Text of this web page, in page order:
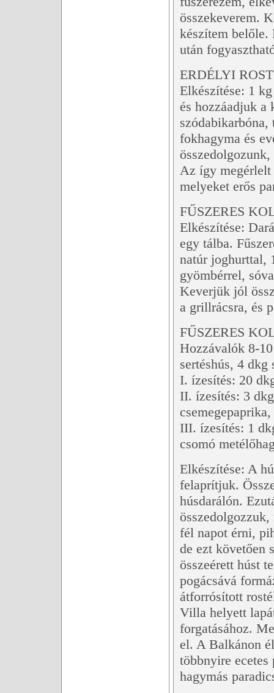
összekeverem.
készítem belőle.
után
ERDÉLYI
Elkészítése: 1
és hozzáadjuk a
fokhagyma és
Az így
melyeket erős
FŰSZERES
Elkészítése:
egy tálba.
natúr joghurttal,
gyömbérrel,
Keverjük jól
a grillrácsra, és
FŰSZERES
Hozzávalók 8-
sertéshús, 4 dkg
I. ízesítés: 20
II. ízesítés: 3
III. ízesítés: 1
csomó
Elkészítése: A
felaprítjuk.
húsdarálón.
fél napot érni,
de ezt követően
összeérett húst
pogácsává
átforrósított
Villa helyett
forgatásához.
el. A Balkánon
többnyire
hagymás